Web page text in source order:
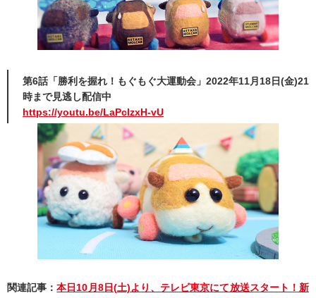
第6話「勝利を握れ！もぐもぐ大運動会」2022年11月18日(金)21
時まで見逃し配信中
https://youtu.be/LaPclzxH-vU
関連記事：本日10月8日(土)より、テレビ東京にて放送スタート！新